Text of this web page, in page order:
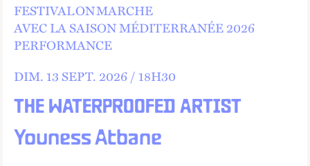
THE WATERPROOFED ARTIST
Youness Atbane
FESTIVAL ON MARCHE
AVEC LA SAISON MÉDITERRANÉE 2026
PERFORMANCE
DIM.13 SEPT. 2026 /18H30